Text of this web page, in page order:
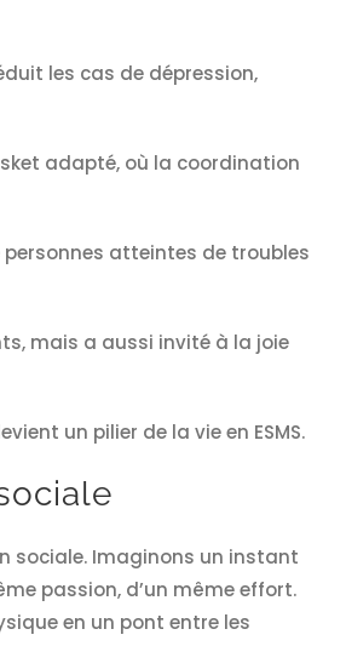
les cas de dépression,
adapté, où la coordination
atteintes de troubles
mais a aussi invité à la joie
un pilier de la vie en ESMS.
sociale. Imaginons un instant
passion, d’un même effort.
en un pont entre les